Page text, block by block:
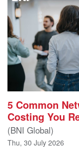
5 Common
Costing You
(BNI Global)
Thu, 30 July 2026